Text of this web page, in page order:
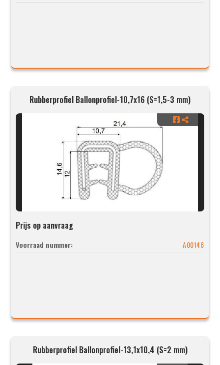
Rubberprofiel Ballonprofiel-10,7x16 (S=1,5-3 mm)
Prijs op aanvraag
Voorraad nummer: A00146
Rubberprofiel Ballonprofiel-13,1x10,4 (S=2 mm)